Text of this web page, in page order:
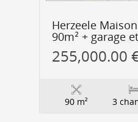
Herzeele
90m² + garage
255,000.00
90 m² 3